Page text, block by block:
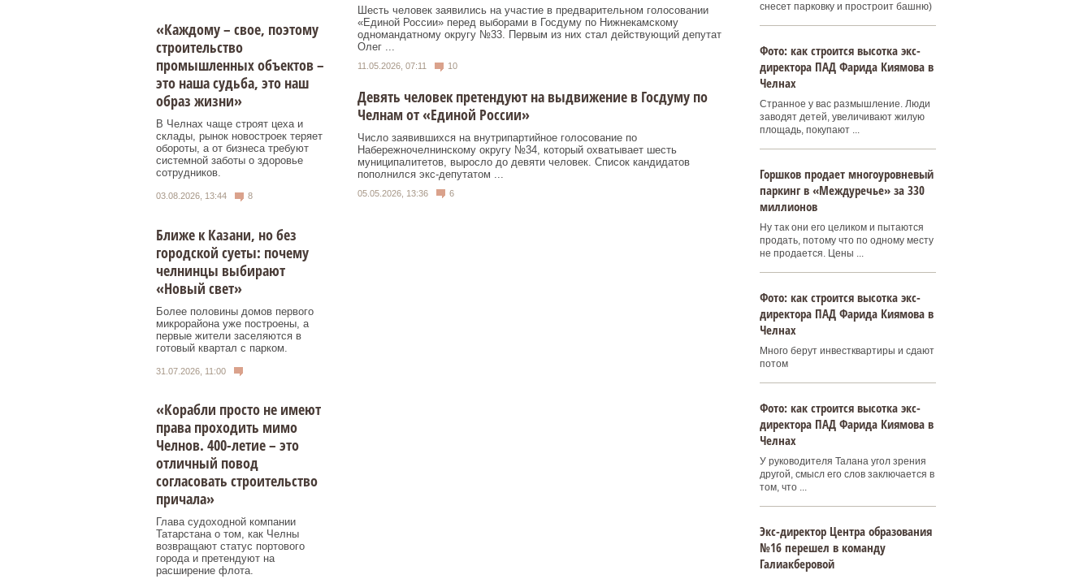
«Каждому – свое, поэтому
строительство
промышленных объектов –
это наша судьба, это наш
образ жизни»
В Челнах чаще строят цеха и
склады, рынок новостроек теряет
обороты, а от бизнеса требуют
системной заботы о здоровье
сотрудников.
03.08.2026, 13:44 8
Ближе к Казани, но без
городской суеты: почему
челнинцы выбирают
«Новый свет»
Более половины домов первого
микрорайона уже построены, а
первые жители заселяются в
готовый квартал с парком.
31.07.2026, 11:00
«Корабли просто не имеют
права проходить мимо
Челнов. 400-летие – это
отличный повод
согласовать строительство
причала»
Глава судоходной компании
Татарстана о том, как Челны
возвращают статус портового
города и претендуют на
расширение флота.
Шесть человек заявились на участие в предварительном голосовании
«Единой России» перед выборами в Госдуму по Нижнекамскому
одномандатному округу №33. Первым из них стал действующий депутат
Олег ...
11.05.2026, 07:11 10
Девять человек претендуют на выдвижение в Госдуму по
Челнам от «Единой России»
Число заявившихся на внутрипартийное голосование по
Набережночелнинскому округу №34, который охватывает шесть
муниципалитетов, выросло до девяти человек. Список кандидатов
пополнился экс-депутатом ...
05.05.2026, 13:36 6
снесет парковку и простроит башню)
Фото: как строится высотка экс-
директора ПАД Фарида Киямова в
Челнах
Странное у вас размышление. Люди
заводят детей, увеличивают жилую
площадь, покупают ...
Горшков продает многоуровневый
паркинг в «Междуречье» за 330
миллионов
Ну так они его целиком и пытаются
продать, потому что по одному месту
не продается. Цены ...
Фото: как строится высотка экс-
директора ПАД Фарида Киямова в
Челнах
Много берут инвестквартиры и сдают
потом
Фото: как строится высотка экс-
директора ПАД Фарида Киямова в
Челнах
У руководителя Талана угол зрения
другой, смысл его слов заключается в
том, что ...
Экс-директор Центра образования
№16 перешел в команду
Галиакберовой